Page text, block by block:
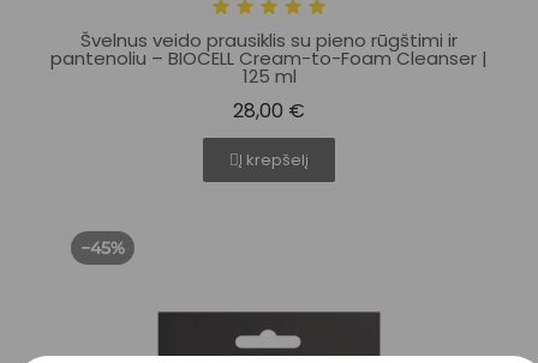
Švelnus veido prausiklis su pieno rūgštimi ir
pantenoliu – BIOCELL Cream-to-Foam Cleanser |
125 ml
28,00 €
Į krepšelį
−45%